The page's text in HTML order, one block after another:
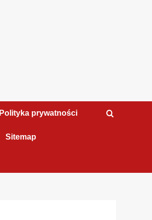
Polityka prywatności
Sitemap